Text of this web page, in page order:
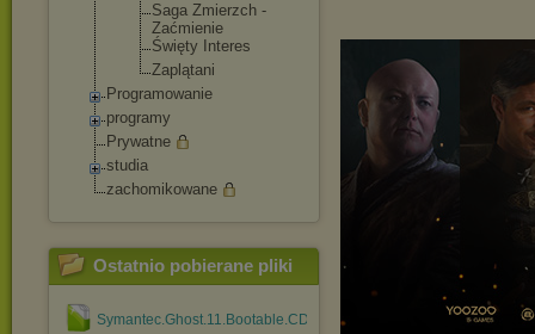
Saga Zmierzch -
Zaćmienie
Święty Interes
Zaplątani
Programowanie
programy
Prywatne
studia
zachomikowane
Ostatnio pobierane pliki
Symantec.Ghost.11.Bootable.CD.rar